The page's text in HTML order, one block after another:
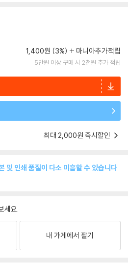
1,400원 (3%) 마니아추가적립
5만원 이상 구매 시 2천원 추가 적립
최대 2,000원 즉시할인
및 인쇄 품질이 다소 미흡할 수 있습니다
세요.
내 가게에서 팔기